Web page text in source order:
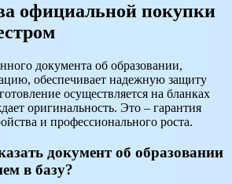
официальной покупки
документа об образовании,
обеспечивает надежную защиту
осуществляется на бланках
оригинальность. Это – гарантия
и профессионального роста.
документ об образовании
в базу?